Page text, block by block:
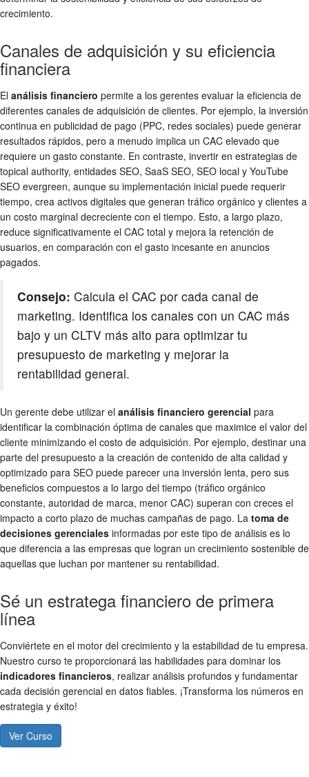
crecimiento.
Canales de adquisición y su eficiencia
financiera
El análisis financiero permite a los gerentes evaluar la eficiencia de
diferentes canales de adquisición de clientes. Por ejemplo, la inversión
continua en publicidad de pago (PPC, redes sociales) puede generar
resultados rápidos, pero a menudo implica un CAC elevado que
requiere un gasto constante. En contraste, invertir en estrategias de
topical authority, entidades SEO, SaaS SEO, SEO local y YouTube
SEO evergreen, aunque su implementación inicial puede requerir
tiempo, crea activos digitales que generan tráfico orgánico y clientes a
un costo marginal decreciente con el tiempo. Esto, a largo plazo,
reduce significativamente el CAC total y mejora la retención de
usuarios, en comparación con el gasto incesante en anuncios
pagados.
Consejo: Calcula el CAC por cada canal de
marketing. Identifica los canales con un CAC más
bajo y un CLTV más alto para optimizar tu
presupuesto de marketing y mejorar la
rentabilidad general.
Un gerente debe utilizar el análisis financiero gerencial para
identificar la combinación óptima de canales que maximice el valor del
cliente minimizando el costo de adquisición. Por ejemplo, destinar una
parte del presupuesto a la creación de contenido de alta calidad y
optimizado para SEO puede parecer una inversión lenta, pero sus
beneficios compuestos a lo largo del tiempo (tráfico orgánico
constante, autoridad de marca, menor CAC) superan con creces el
impacto a corto plazo de muchas campañas de pago. La toma de
decisiones gerenciales informadas por este tipo de análisis es lo
que diferencia a las empresas que logran un crecimiento sostenible de
aquellas que luchan por mantener su rentabilidad.
Sé un estratega financiero de primera
línea
Conviértete en el motor del crecimiento y la estabilidad de tu empresa.
Nuestro curso te proporcionará las habilidades para dominar los
indicadores financieros, realizar análisis profundos y fundamentar
cada decisión gerencial en datos fiables. ¡Transforma los números en
estrategia y éxito!
Ver Curso